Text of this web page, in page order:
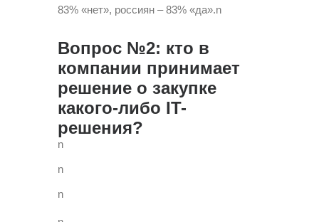
83% «нет», россиян – 83% «да».n
Вопрос №2: кто в
компании принимает
решение о закупке
какого-либо IT-
решения?
n
n
n